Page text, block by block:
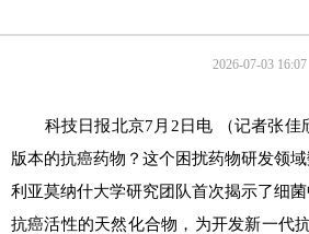
2026-07-03 16:07
科技日报北京7月2日电 （记者张佳
版本的抗癌药物？这个困扰药物研发领
利亚莫纳什大学研究团队首次揭示了细
抗癌活性的天然化合物，为开发新一代